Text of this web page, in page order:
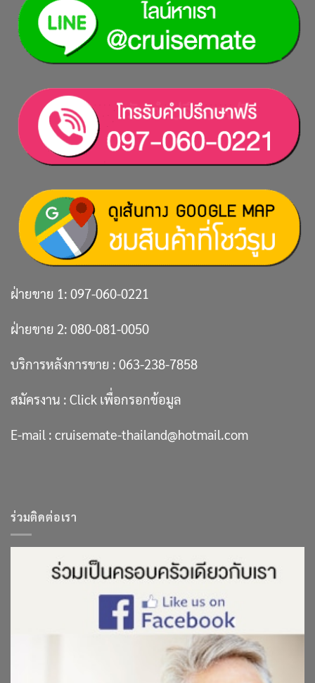
ฝ่ายขาย 1: 097-060-0221
ฝ่ายขาย 2: 080-081-0050
บริการหลังการขาย : 063-238-7858
สมัครงาน : Click เพื่อกรอกข้อมูล
E-mail : cruisemate-thailand@hotmail.com
ร่วมติดต่อเรา